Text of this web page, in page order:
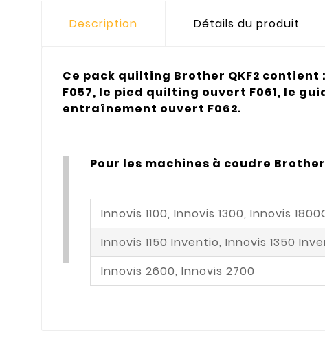
Description Détails du produit
Ce pack quilting Brother QKF2 contient
F057, le pied quilting ouvert F061, le
entraînement ouvert F062.
Pour les machines à coudre
Innovis 1100, Innovis 1300, Innovis
Innovis 1150 Inventio, Innovis 1350
Innovis 2600, Innovis 2700